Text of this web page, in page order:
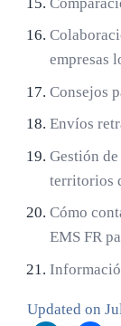
empresas
Consejos
Envíos
Gestión
territorios
Cómo
EMS FR
Updated on